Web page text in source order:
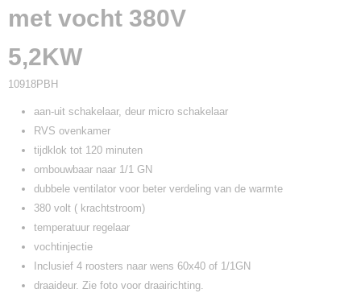
met vocht 380V
5,2KW
10918PBH
aan-uit schakelaar, deur micro schakelaar
RVS ovenkamer
tijdklok tot 120 minuten
ombouwbaar naar 1/1 GN
dubbele ventilator voor beter verdeling van de warmte
380 volt ( krachtstroom)
temperatuur regelaar
vochtinjectie
Inclusief 4 roosters naar wens 60x40 of 1/1GN
draaideur. Zie foto voor draairichting.